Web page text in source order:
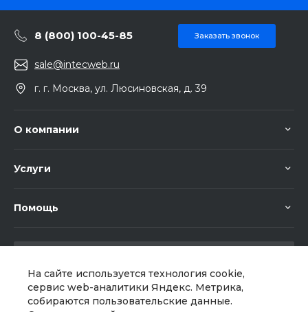
На сайте используется технология cookie,
сервис web-аналитики Яндекс. Метрика,
собираются пользовательские данные.
8 (800) 100-45-85 Заказать звонок
sale@intecweb.ru
г. г. Москва, ул. Люсиновская, д. 39
О компании
Услуги
Помощь
Мы в соц. сетях